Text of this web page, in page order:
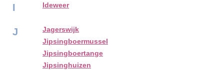
I Ideweer
J
Jagerswijk
Jipsingboermussel
Jipsingboertange
Jipsinghuizen